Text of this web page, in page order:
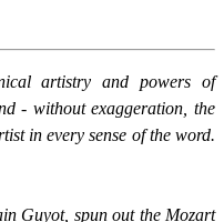
artistry and powers of
- without exaggeration, the
in every sense of the word.
Guyot, spun out the Mozart